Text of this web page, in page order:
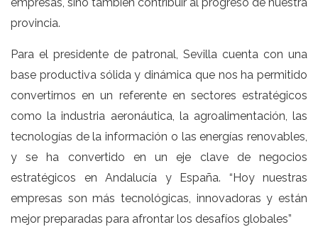
provincia.
Para el presidente de patronal, Sevilla cuenta con una
base productiva sólida y dinámica que nos ha permitido
convertirnos en un referente en sectores estratégicos
como la industria aeronáutica, la agroalimentación, las
tecnologías de la información o las energías renovables,
y se ha convertido en un eje clave de negocios
estratégicos en Andalucía y España. “Hoy nuestras
empresas son más tecnológicas, innovadoras y están
mejor preparadas para afrontar los desafíos globales”